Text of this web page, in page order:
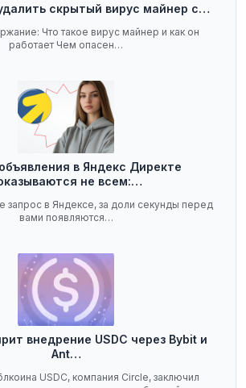
скрытый вирус майнер с…
Что такое вирус майнер и как он
работает Чем опасен…
в Яндекс Директе
не всем:…
запрос в Яндексе, за доли секунды перед
вами появляются…
внедрение USDC через Bybit и
Ant…
USDC, компания Circle, заключил